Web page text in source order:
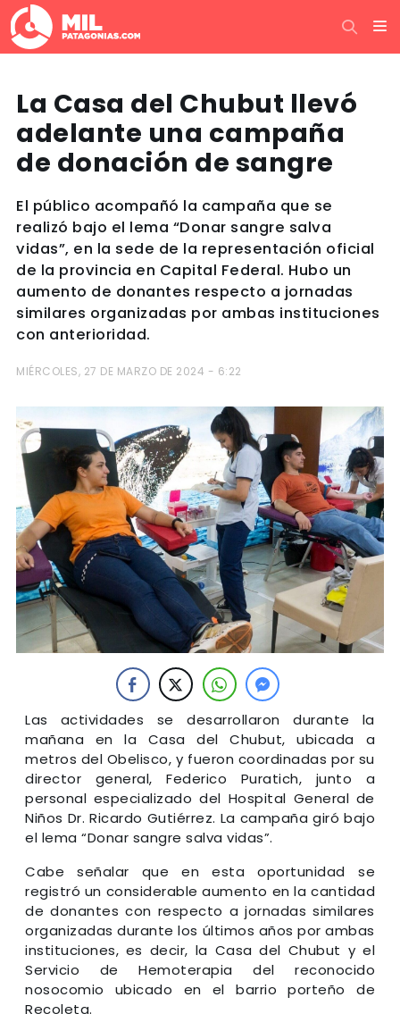
La Casa del Chubut llevó
adelante una campaña
de donación de sangre
El público acompañó la campaña que se
realizó bajo el lema “Donar sangre salva
vidas”, en la sede de la representación oficial
de la provincia en Capital Federal. Hubo un
aumento de donantes respecto a jornadas
similares organizadas por ambas instituciones
con anterioridad.
MIÉRCOLES, 27 DE MARZO DE 2024 - 6:22
Las actividades se desarrollaron durante la
mañana en la Casa del Chubut, ubicada a
metros del Obelisco, y fueron coordinadas por su
director general, Federico Puratich, junto a
personal especializado del Hospital General de
Niños Dr. Ricardo Gutiérrez. La campaña giró bajo
el lema “Donar sangre salva vidas”.
Cabe señalar que en esta oportunidad se
registró un considerable aumento en la cantidad
de donantes con respecto a jornadas similares
organizadas durante los últimos años por ambas
instituciones, es decir, la Casa del Chubut y el
Servicio de Hemoterapia del reconocido
nosocomio ubicado en el barrio porteño de
Recoleta.